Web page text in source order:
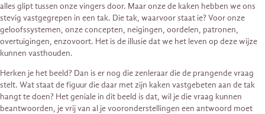
alles glipt tussen onze vingers door. Maar onze de kaken hebben we ons
stevig vastgegrepen in een tak. Die tak, waarvoor staat ie? Voor onze
geloofssystemen, onze concepten, neigingen, oordelen, patronen,
overtuigingen, enzovoort. Het is de illusie dat we het leven op deze wijze
kunnen vasthouden.
Herken je het beeld? Dan is er nog die zenleraar die de prangende vraag
stelt. Wat staat de figuur die daar met zijn kaken vastgebeten aan de tak
hangt te doen? Het geniale in dit beeld is dat, wil je die vraag kunnen
beantwoorden, je vrij van al je vooronderstellingen een antwoord moet